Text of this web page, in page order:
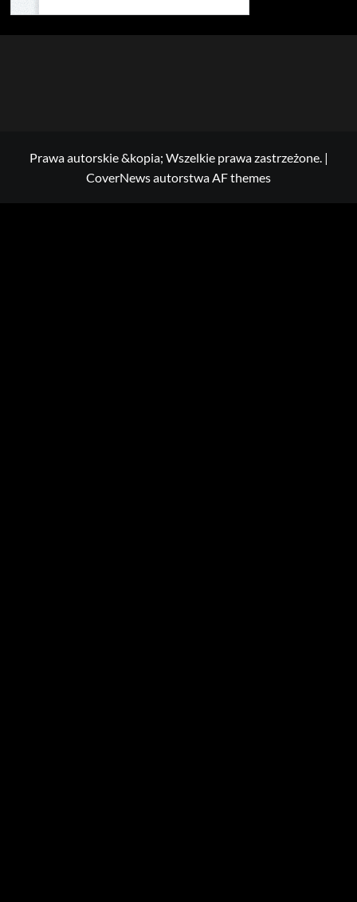
Prawa autorskie &kopia; Wszelkie prawa zastrzeżone. |
CoverNewsautorstwa AF themes